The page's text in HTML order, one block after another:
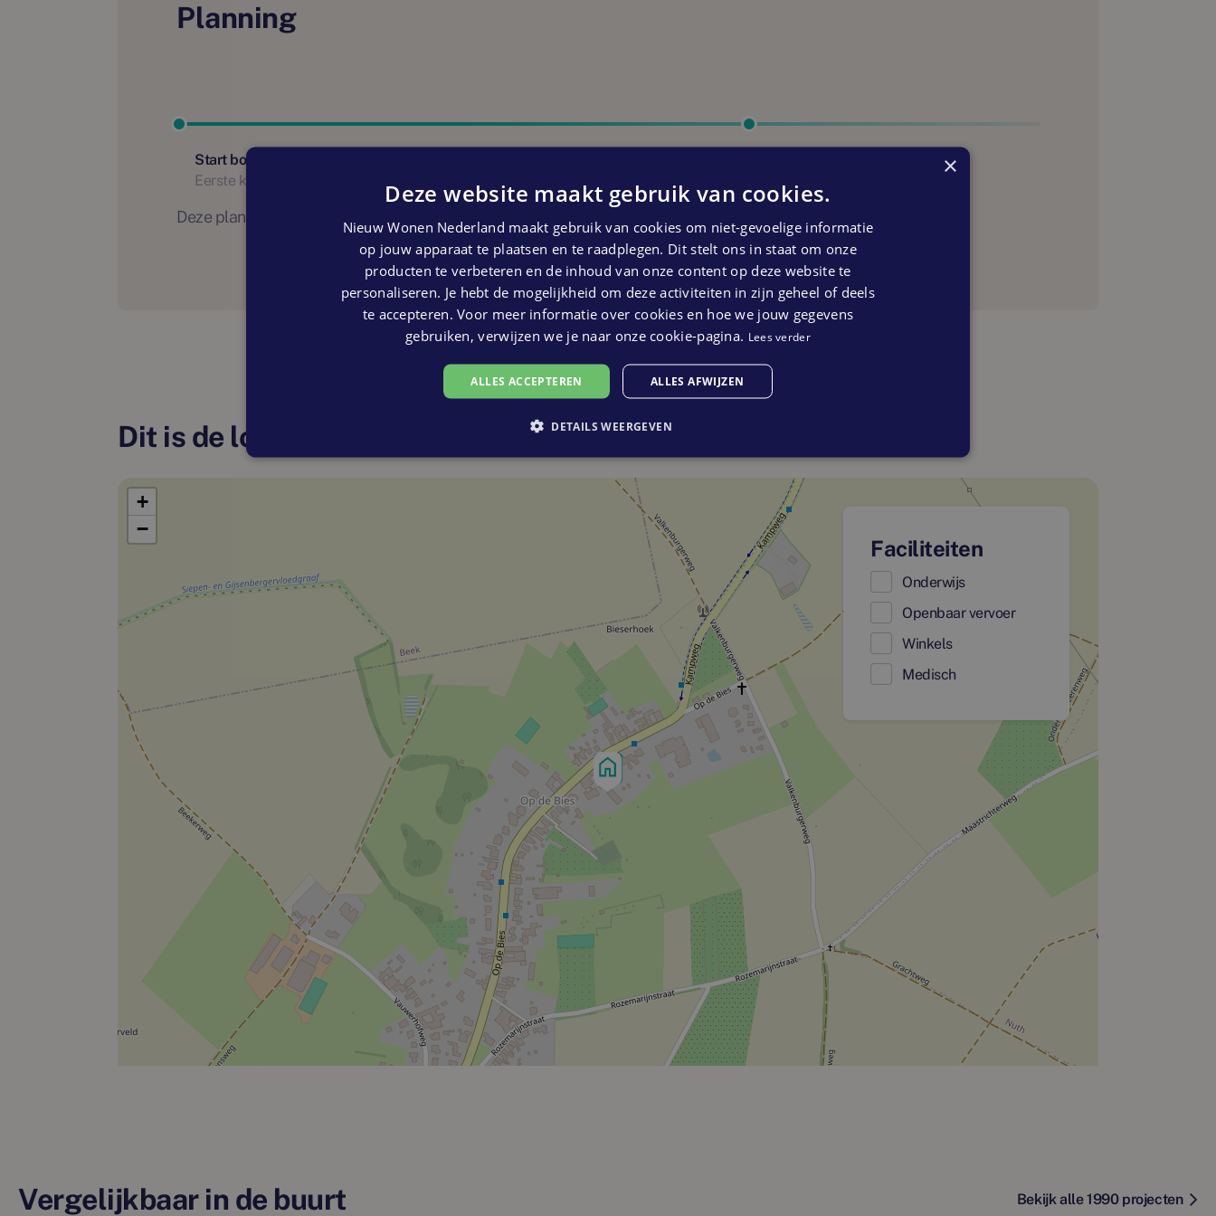
Planning
Start bouw
Eerste kwartaal 2024
Deze planning is indicatief. Er kunnen geen rechten ontleend worden aan bovenstaande planning
Dit is de locatie
+
−
Faciliteiten
Onderwijs
Openbaar vervoer
Winkels
Medisch
Vergelijkbaar in de buurt Bekijk alle 1990 projecten
×
Deze website maakt gebruik van cookies.
Nieuw Wonen Nederland maakt gebruik van cookies om niet-gevoelige informatie
op jouw apparaat te plaatsen en te raadplegen. Dit stelt ons in staat om onze
producten te verbeteren en de inhoud van onze content op deze website te
personaliseren. Je hebt de mogelijkheid om deze activiteiten in zijn geheel of deels
te accepteren. Voor meer informatie over cookies en hoe we jouw gegevens
gebruiken, verwijzen we je naar onze cookie-pagina. Lees verder
ALLES ACCEPTEREN ALLES AFWIJZEN
DETAILS WEERGEVEN